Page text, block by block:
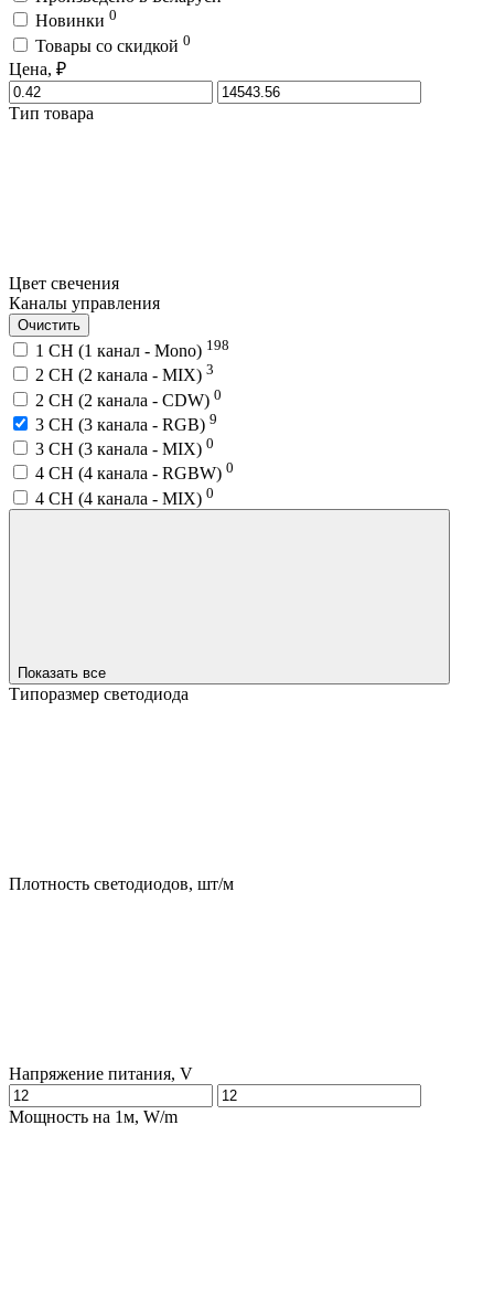
Новинки 0
Товары со скидкой 0
Цена, ₽
Тип товара
Цвет свечения
Каналы управления
Очистить
1 CH (1 канал - Mono) 198
2 CH (2 канала - MIX) 3
2 CH (2 канала - CDW) 0
3 CH (3 канала - RGB) 9
3 CH (3 канала - MIX) 0
4 CH (4 канала - RGBW) 0
4 CH (4 канала - MIX) 0
Показать все
Типоразмер светодиода
Плотность светодиодов, шт/м
Напряжение питания, V
Мощность на 1м, W/m